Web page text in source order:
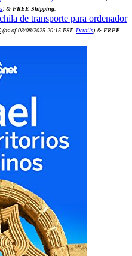
) & FREE Shipping
de transporte para ordenador
precio
es:
(as of 08/08/2025 20:15 PST- Details) & FREE